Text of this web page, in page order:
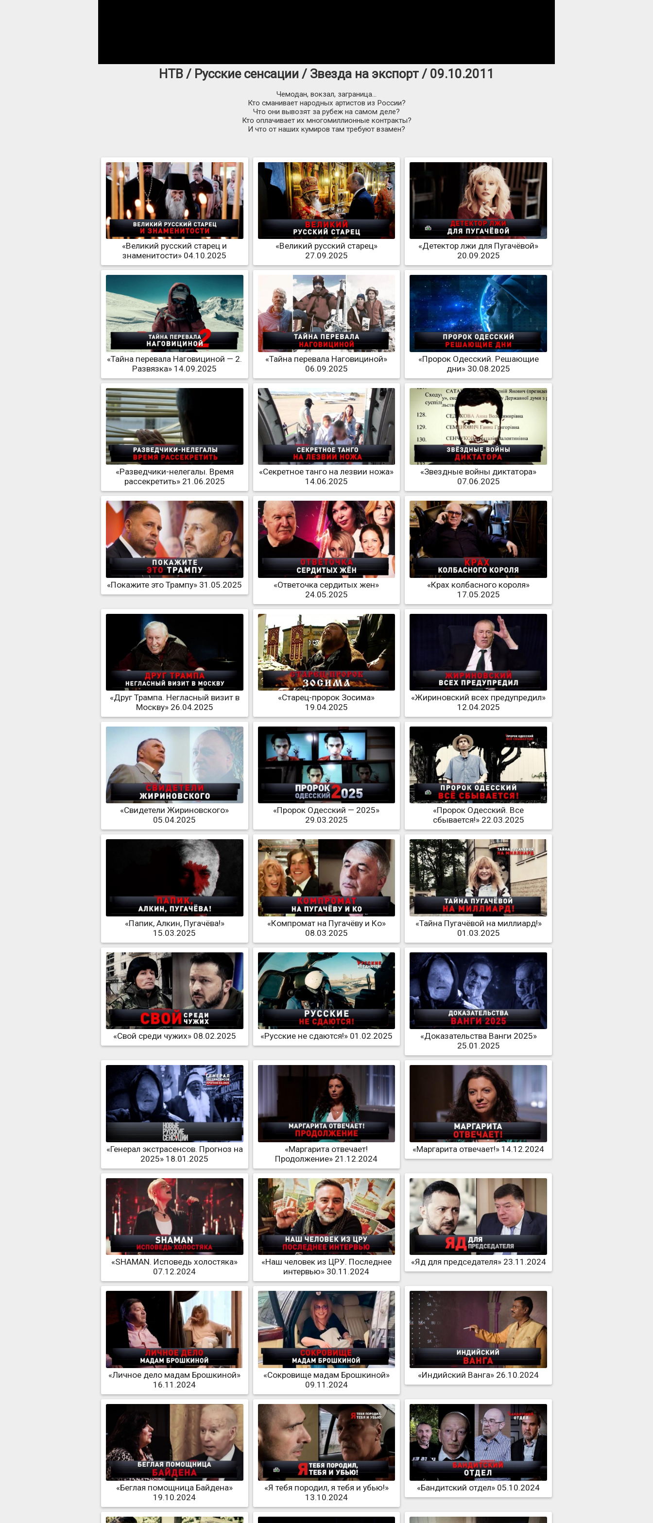
НТВ / Русские сенсации / Звезда на экспорт / 09.10.2011
Чемодан, вокзал, заграница…
Кто сманивает народных артистов из России?
Что они вывозят за рубеж на самом деле?
Кто оплачивает их многомиллионные контракты?
И что от наших кумиров там требуют взамен?
«Великий русский старец и
знаменитости» 04.10.2025
«Великий русский старец»
27.09.2025
«Детектор лжи для Пугачёвой»
20.09.2025
«Тайна перевала Наговициной — 2.
Развязка» 14.09.2025
«Тайна перевала Наговициной»
06.09.2025
«Пророк Одесский. Решающие
дни» 30.08.2025
«Разведчики-нелегалы. Время
рассекретить» 21.06.2025
«Секретное танго на лезвии ножа»
14.06.2025
«Звездные войны диктатора»
07.06.2025
«Покажите это Трампу» 31.05.2025
«Ответочка сердитых жен»
24.05.2025
«Крах колбасного короля»
17.05.2025
«Друг Трампа. Негласный визит в
Москву» 26.04.2025
«Старец-пророк Зосима»
19.04.2025
«Жириновский всех предупредил»
12.04.2025
«Свидетели Жириновского»
05.04.2025
«Пророк Одесский — 2025»
29.03.2025
«Пророк Одесский. Все
сбывается!» 22.03.2025
«Папик, Алкин, Пугачёва!»
15.03.2025
«Компромат на Пугачёву и Ко»
08.03.2025
«Тайна Пугачёвой на миллиард!»
01.03.2025
«Свой среди чужих» 08.02.2025 «Русские не сдаются!» 01.02.2025
«Доказательства Ванги 2025»
25.01.2025
«Генерал экстрасенсов. Прогноз на
2025» 18.01.2025
«Маргарита отвечает!
Продолжение» 21.12.2024
«Маргарита отвечает!» 14.12.2024
«SHAMAN. Исповедь холостяка»
07.12.2024
«Наш человек из ЦРУ. Последнее
интервью» 30.11.2024
«Яд для председателя» 23.11.2024
«Личное дело мадам Брошкиной»
16.11.2024
«Сокровище мадам Брошкиной»
09.11.2024
«Индийский Ванга» 26.10.2024
«Беглая помощница Байдена»
19.10.2024
«Я тебя породил, я тебя и убью!»
13.10.2024
«Бандитский отдел» 05.10.2024